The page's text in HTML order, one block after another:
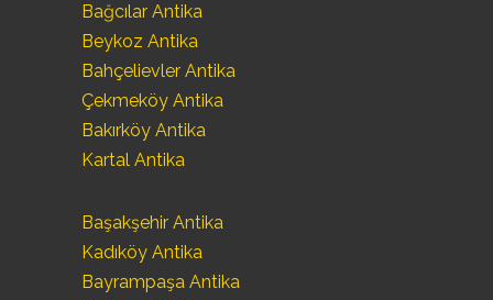
Bağcılar Antika
Beykoz Antika
Bahçelievler Antika
Çekmeköy Antika
Bakırköy Antika
Kartal Antika
Başakşehir Antika
Kadıköy Antika
Bayrampaşa Antika